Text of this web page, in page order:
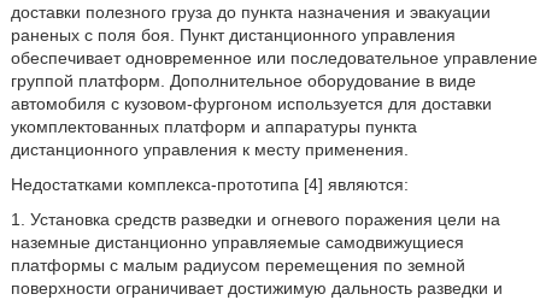
доставки полезного груза до пункта назначения и эвакуации
раненых с поля боя. Пункт дистанционного управления
обеспечивает одновременное или последовательное управление
группой платформ. Дополнительное оборудование в виде
автомобиля с кузовом-фургоном используется для доставки
укомплектованных платформ и аппаратуры пункта
дистанционного управления к месту применения.
Недостатками комплекса-прототипа [4] являются:
1. Установка средств разведки и огневого поражения цели на
наземные дистанционно управляемые самодвижущиеся
платформы с малым радиусом перемещения по земной
поверхности ограничивает достижимую дальность разведки и